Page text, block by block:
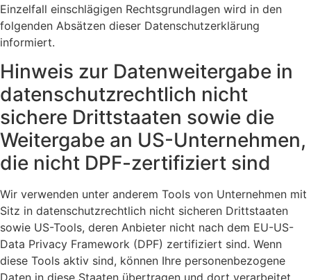
Einzelfall einschlägigen Rechtsgrundlagen wird in den
folgenden Absätzen dieser Datenschutzerklärung
informiert.
Hinweis zur Datenweitergabe in
datenschutzrechtlich nicht
sichere Drittstaaten sowie die
Weitergabe an US-Unternehmen,
die nicht DPF-zertifiziert sind
Wir verwenden unter anderem Tools von Unternehmen mit
Sitz in datenschutzrechtlich nicht sicheren Drittstaaten
sowie US-Tools, deren Anbieter nicht nach dem EU-US-
Data Privacy Framework (DPF) zertifiziert sind. Wenn
diese Tools aktiv sind, können Ihre personenbezogene